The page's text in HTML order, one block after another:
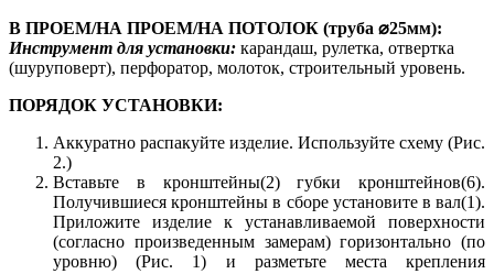
В ПРОЕМ/НА ПРОЕМ/НА ПОТОЛОК (труба ⌀25мм):
Инструмент для установки: карандаш, рулетка, отвертка
(шуруповерт), перфоратор, молоток, строительный уровень.
ПОРЯДОК УСТАНОВКИ:
Аккуратно распакуйте изделие. Используйте схему (Рис.
2.)
Вставьте в кронштейны(2) губки кронштейнов(6).
Получившиеся кронштейны в сборе установите в вал(1).
Приложите изделие к устанавливаемой поверхности
(согласно произведенным замерам) горизонтально (по
уровню) (Рис. 1) и разметьте места крепления